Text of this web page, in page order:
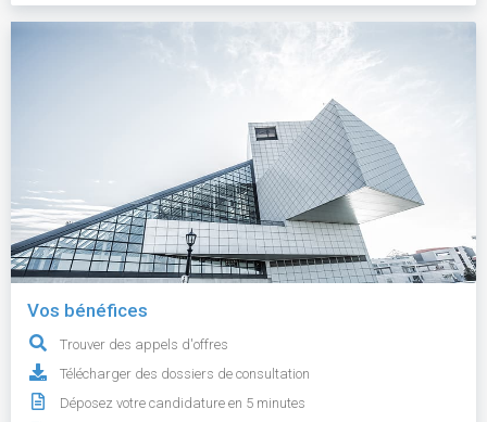
Vos bénéfices
Trouver des appels d'offres
Télécharger des dossiers de consultation
Déposez votre candidature en 5 minutes